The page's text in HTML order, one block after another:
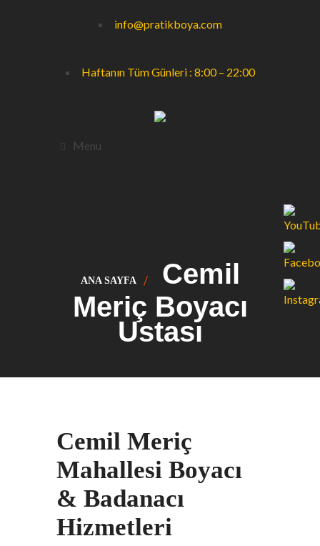
info@pratikboya.com
Haftanın Tüm Günleri : 8:00 – 22:00
Menu
ANA SAYFA
Cemil
Meriç Boyacı
Ustası
Cemil Meriç
Mahallesi Boyacı
& Badanacı
Hizmetleri